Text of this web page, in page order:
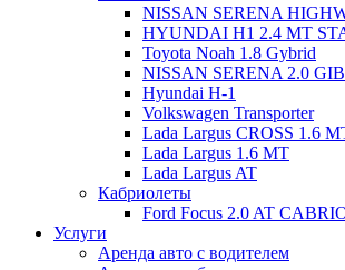
NISSAN SERENA
HYUNDAI H1 2.4 MT
Toyota Noah 1.8 Gybrid
NISSAN SERENA 2.0
Hyundai H-1
Volkswagen Transporter
Lada Largus CROSS 1.6
Lada Largus 1.6 MT
Lada Largus AT
Кабриолеты
Ford Focus 2.0 AT
Услуги
Аренда авто с водителем